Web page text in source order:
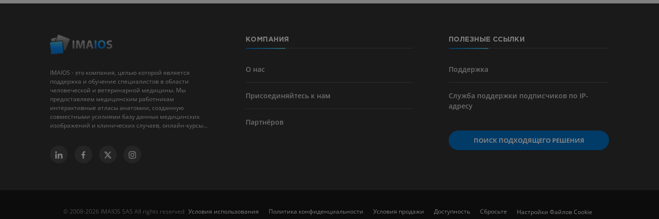
кости)
Ангиография артерий
IMAIOS - это компания, целью которой является
поддержка и обучение специалистов в области
человеческой и ветеринарной медицины. Мы
предоставляем медицинским работникам
интерактивные атласы анатомии, созданную
совместными усилиями базу данных медицинских
изображений и клинических случаев, онлайн-курсы...
КОМПАНИЯ
О нас
Присоединяйтесь к нам
Партнёров
ПОЛЕЗНЫЕ ССЫЛКИ
Поддержка
Служба поддержки подписчиков по IP-
адресу
ПОИСК ПОДХОДЯЩЕГО РЕШЕНИЯ
© 2008-2026 IMAIOS SAS All rights reserved Условия использования Политика конфиденциальности Условия продажи Доступность Сбросьте Настройки Файлов Cookie